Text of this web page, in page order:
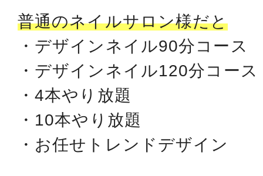
普通のネイルサロン様だと
・デザインネイル90分コース
・デザインネイル120分コース
・4本やり放題
・10本やり放題
・お任せトレンドデザイン